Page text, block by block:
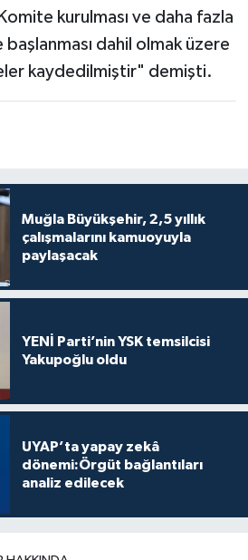
kurulması ve daha fazla
dahil olmak üzere
kaydedilmiştir" demişti.
Muğla Büyükşehir, 2,5 yıllık
çalışmalarını kamuoyuyla
paylaşacak
YENİ Parti’nin YSK temsilcisi
Yakupoğlu oldu
UYAP’ta yapay zekâ
dönemi:Örgüt bağlantıları
analiz edilecek